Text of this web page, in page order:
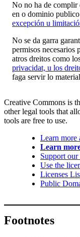
No no ha de complir
en o dominio
excepción u
No se da garra
permisos necesarios
atros dreitos como
privacidat, u los
faga servir lo
Creative Commons is
other legal tools that
tools are free to use.
Learn more
Learn
Support
Use the
Licenses
Public
Footnotes